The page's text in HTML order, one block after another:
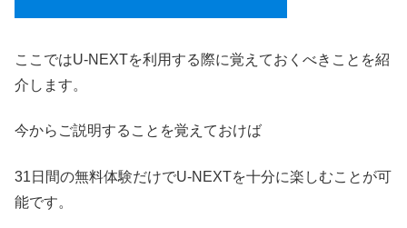
ここではU-NEXTを利用する際に覚えておくべきことを紹
介します。
今からご説明することを覚えておけば
31日間の無料体験だけでU-NEXTを十分に楽しむことが可
能です。